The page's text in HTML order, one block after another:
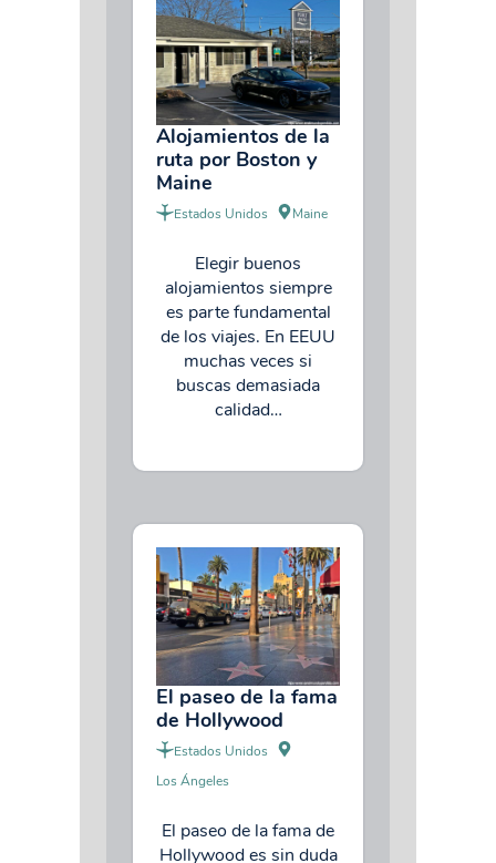
Alojamientos de la
ruta por Boston y
Maine
Estados Unidos Maine
Elegir buenos
alojamientos siempre
es parte fundamental
de los viajes. En EEUU
muchas veces si
buscas demasiada
calidad…
El paseo de la fama
de Hollywood
Estados Unidos
Los Ángeles
El paseo de la fama de
Hollywood es sin duda